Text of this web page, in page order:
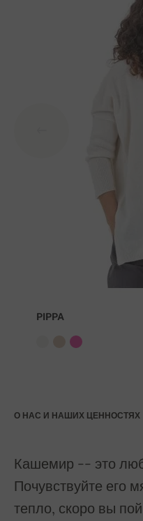
PIPPA
О НАС И НАШИХ ЦЕННОСТЯХ
Кашемир -- это
Почувствуйте его
тепло, скоро вы